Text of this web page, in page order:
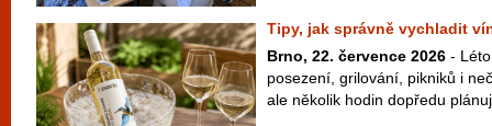
Tipy, jak správně vychladit
Brno, 22. července 2026 -
posezení, grilování, pikniků i
ale několik hodin dopředu